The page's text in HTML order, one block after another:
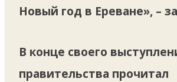
Новый год в Ереване», –
В конце своего
правительства прочитал